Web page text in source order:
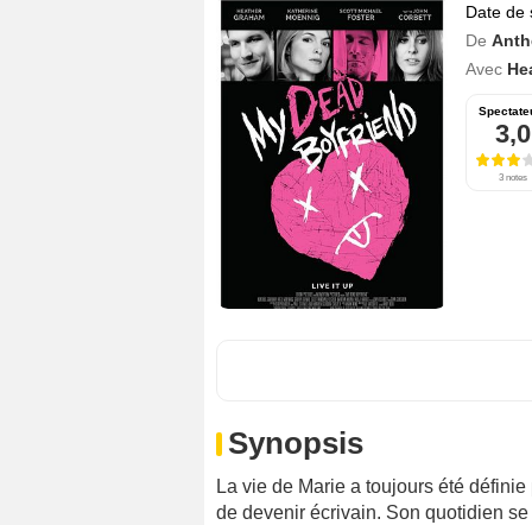
Date de
De
Avec
3,0
3 notes
Synopsis
La vie de Marie a toujours été
de devenir écrivain. Son quotidien